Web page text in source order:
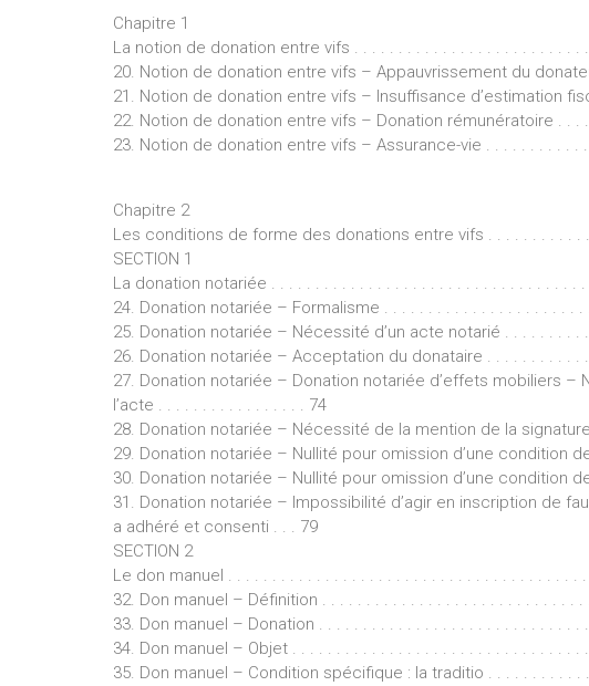
Chapitre 1
La notion de donation entre vifs . . . . . . . . . . . . . . . . . . . . . . . . . .
20. Notion de donation entre vifs – Appauvrissement du
21. Notion de donation entre vifs – Insuffisance d’estimation
22. Notion de donation entre vifs – Donation rémunératoire . . .
23. Notion de donation entre vifs – Assurance-vie . . . . . . . . . . .
Chapitre 2
Les conditions de forme des donations entre vifs . . . . . . . . . . . .
SECTION 1
La donation notariée . . . . . . . . . . . . . . . . . . . . . . . . . . . . . . . . . . . .
24. Donation notariée – Formalisme . . . . . . . . . . . . . . . . . . . . . . .
25. Donation notariée – Nécessité d’un acte notarié . . . . . . . . . .
26. Donation notariée – Acceptation du donataire . . . . . . . . . . .
27. Donation notariée – Donation notariée d’effets mobiliers –
l’acte . . . . . . . . . . . . . . . . . 74
28. Donation notariée – Nécessité de la mention de la
29. Donation notariée – Nullité pour omission d’une condition
30. Donation notariée – Nullité pour omission d’une condition
31. Donation notariée – Impossibilité d’agir en inscription de
a adhéré et consenti . . . 79
SECTION 2
Le don manuel . . . . . . . . . . . . . . . . . . . . . . . . . . . . . . . . . . . . . . . .
32. Don manuel – Définition . . . . . . . . . . . . . . . . . . . . . . . . . . . . . .
33. Don manuel – Donation . . . . . . . . . . . . . . . . . . . . . . . . . . . . . .
34. Don manuel – Objet . . . . . . . . . . . . . . . . . . . . . . . . . . . . . . . . .
35. Don manuel – Condition spécifique : la traditio . . . . . . . . . . .